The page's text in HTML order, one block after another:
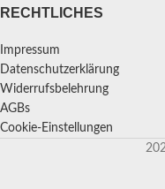
RECHTLICHES
Impressum
Datenschutzerklärung
Widerrufsbelehrung
AGBs
Cookie-Einstellungen